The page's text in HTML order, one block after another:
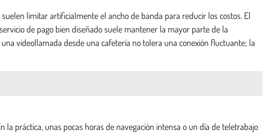
limitar artificialmente el ancho de banda para reducir los costos. El
de pago bien diseñado suele mantener la mayor parte de la
videollamada desde una cafetería no tolera una conexión fluctuante; la
práctica, unas pocas horas de navegación intensa o un día de teletrabajo